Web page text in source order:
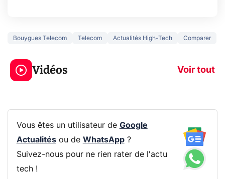
Bouygues Telecom Telecom Actualités High-Tech Comparer
Vidéos Voir tout
5 générations de
jeux dans la
prochaine Xbox !
Ce que vous
navigation
Vous êtes un utilisateur de Google
Actualitésou de WhatsApp?
Suivez-nous pour ne rien rater de l'actu
tech !